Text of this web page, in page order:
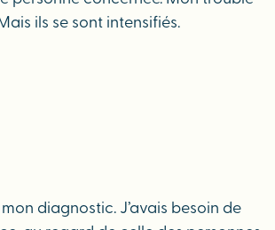
ils se sont intensifiés.
diagnostic. J’avais besoin de